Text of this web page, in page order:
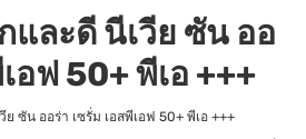
ละดี นีเวีย ซัน ออ
อฟ 50+ พีเอ +++